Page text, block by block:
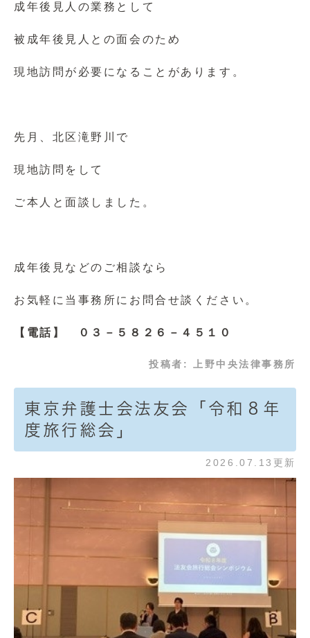
成年後見人の業務として
被成年後見人との面会のため
現地訪問が必要になることがあります。
先月、北区滝野川で
現地訪問をして
ご本人と面談しました。
成年後見などのご相談なら
お気軽に当事務所にお問合せ談ください。
【電話】 ０３－５８２６－４５１０
投稿者: 上野中央法律事務所
東京弁護士会法友会「令和８年
度旅行総会」
2026.07.13更新